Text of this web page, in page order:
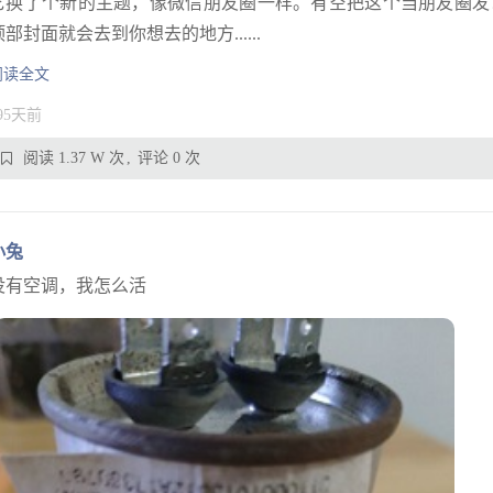
部封面就会去到你想去的地方......
读全文
天前
阅读 1.37 W 次 评论 0 次
兔
有空调，我怎么活